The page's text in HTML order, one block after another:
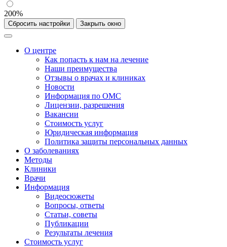
200%
Сбросить настройки Закрыть окно
О центре
Как попасть к нам на лечение
Наши преимущества
Отзывы о врачах и клиниках
Новости
Информация по ОМС
Лицензии, разрешения
Вакансии
Стоимость услуг
Юридическая информация
Политика защиты персональных данных
О заболеваниях
Методы
Клиники
Врачи
Информация
Видеосюжеты
Вопросы, ответы
Статьи, советы
Публикации
Результаты лечения
Стоимость услуг